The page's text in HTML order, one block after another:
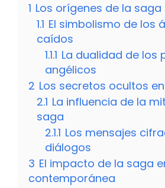
1 Los orígenes de la saga
1.1 El simbolismo de los
caídos
1.1.1 La dualidad de los
angélicos
2 Los secretos ocultos
2.1 La influencia de la
saga
2.1.1 Los mensajes
diálogos
3 El impacto de la saga
contemporánea